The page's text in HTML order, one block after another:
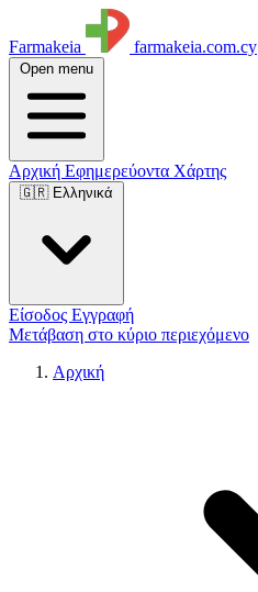
Farmakeia farmakeia.com.cy
Open menu
Αρχική Εφημερεύοντα Χάρτης
🇬🇷 Ελληνικά
Είσοδος Εγγραφή
Μετάβαση στο κύριο περιεχόμενο
Αρχική